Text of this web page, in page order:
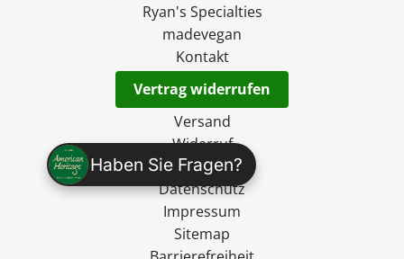
Haben Sie Fragen?
Ryan's Specialties
madevegan
Kontakt
Vertrag widerrufen
Versand
Widerruf
AGB
Datenschutz
Impressum
Sitemap